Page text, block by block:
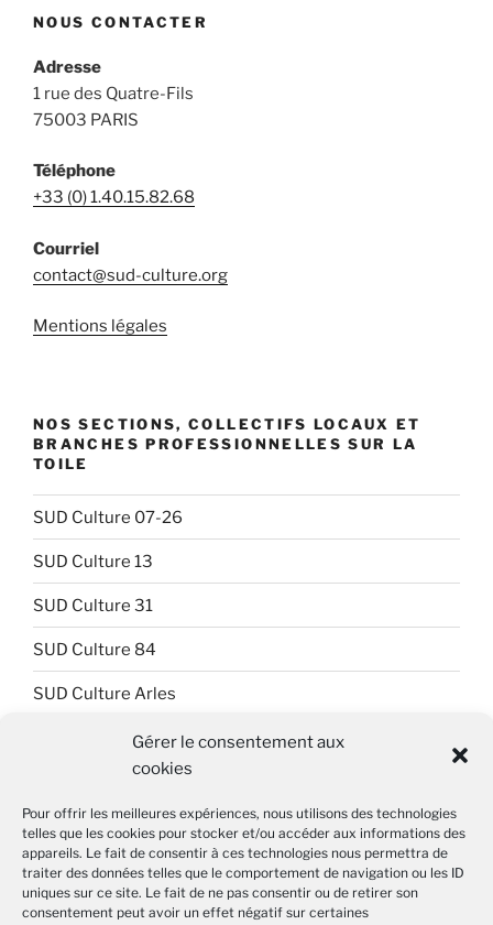
Gérer le consentement aux
cookies
Pour offrir les meilleures expériences, nous utilisons des technologies
telles que les cookies pour stocker et/ou accéder aux informations des
appareils. Le fait de consentir à ces technologies nous permettra de
traiter des données telles que le comportement de navigation ou les ID
uniques sur ce site. Le fait de ne pas consentir ou de retirer son
consentement peut avoir un effet négatif sur certaines
NOUS CONTACTER
Adresse
1 rue des Quatre-Fils
75003 PARIS
Téléphone
+33 (0) 1.40.15.82.68
Courriel
contact@sud-culture.org
Mentions légales
NOS SECTIONS, COLLECTIFS LOCAUX ET
BRANCHES PROFESSIONNELLES SUR LA
TOILE
SUD Culture 07-26
SUD Culture 13
SUD Culture 31
SUD Culture 84
SUD Culture Arles
SUD Culture Art Architecture
SUD Culture Beaubourg
SUD Culture Bibliothèque nationale de France (BnF)
SUD Culture Métiers du livre
SUD Culture MICAM IDF